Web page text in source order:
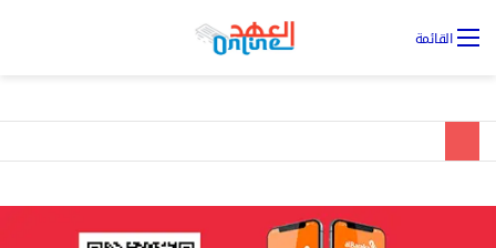
القائمة